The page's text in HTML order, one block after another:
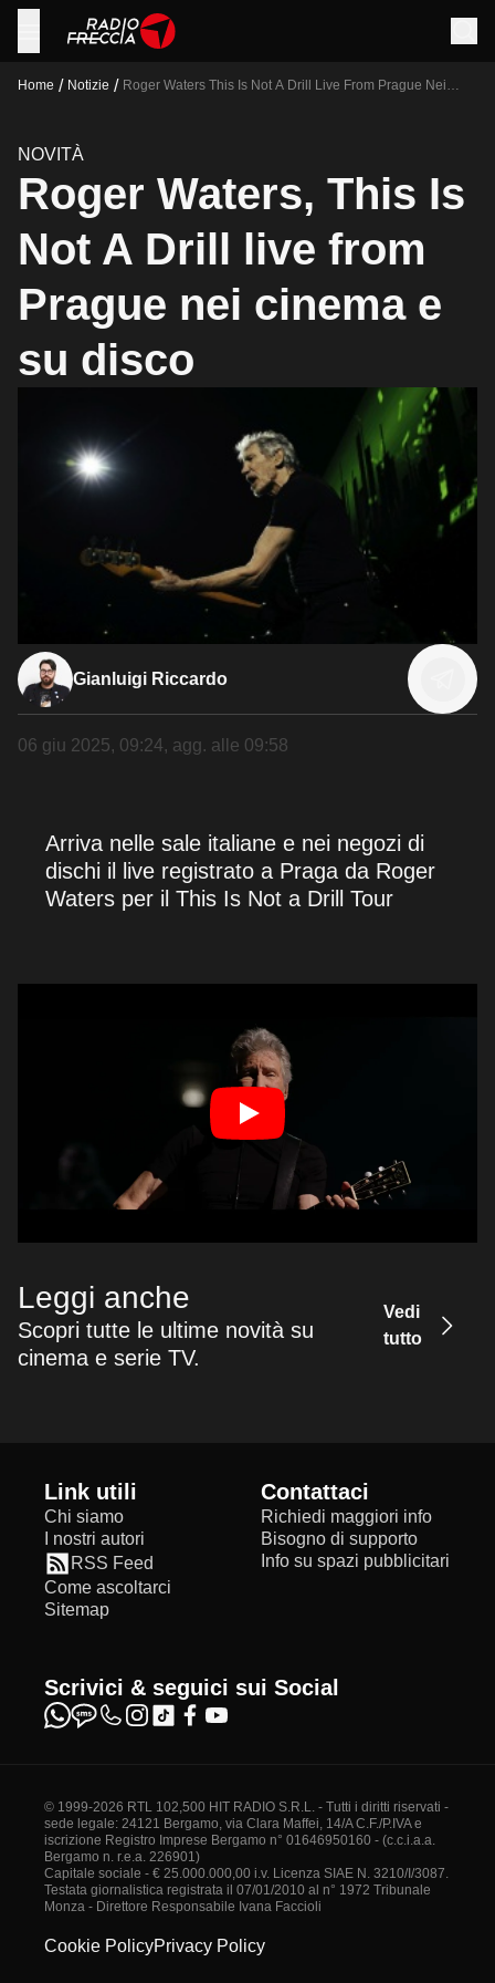
Home / Notizie / Roger Waters This Is Not A Drill Live From Prague Nei
NOVITÀ
Roger Waters, This Is
Not A Drill live from
Prague nei cinema e
su disco
Gianluigi Riccardo
06 giu 2025, 09:24, agg. alle 09:58
Arriva nelle sale italiane e nei negozi di
dischi il live registrato a Praga da Roger
Waters per il This Is Not a Drill Tour
Leggi anche
Scopri tutte le ultime novità su
cinema e serie TV.
Vedi
tutto
Link utili
Chi siamo
I nostri autori
RSS Feed
Come ascoltarci
Sitemap
Contattaci
Richiedi maggiori info
Bisogno di supporto
Info su spazi pubblicitari
Scrivici & seguici sui Social
© 1999-2026 RTL 102,500 HIT RADIO S.R.L. - Tutti i diritti riservati -
sede legale: 24121 Bergamo, via Clara Maffei, 14/A C.F./P.IVA e
iscrizione Registro Imprese Bergamo n° 01646950160 - (c.c.i.a.a.
Bergamo n. r.e.a. 226901)
Capitale sociale - € 25.000.000,00 i.v. Licenza SIAE N. 3210/I/3087.
Testata giornalistica registrata il 07/01/2010 al n° 1972 Tribunale
Monza - Direttore Responsabile Ivana Faccioli
Cookie PolicyPrivacy Policy